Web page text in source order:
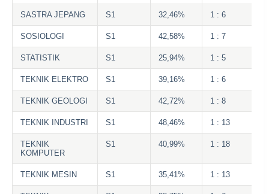
SASTRA JEPANG S1 32,46% 1 : 6
SOSIOLOGI S1 42,58% 1 : 7
STATISTIK S1 25,94% 1 : 5
TEKNIK ELEKTRO S1 39,16% 1 : 6
TEKNIK GEOLOGI S1 42,72% 1 : 8
TEKNIK INDUSTRI S1 48,46% 1 : 13
TEKNIK
KOMPUTER
S1 40,99% 1 : 18
TEKNIK MESIN S1 35,41% 1 : 13